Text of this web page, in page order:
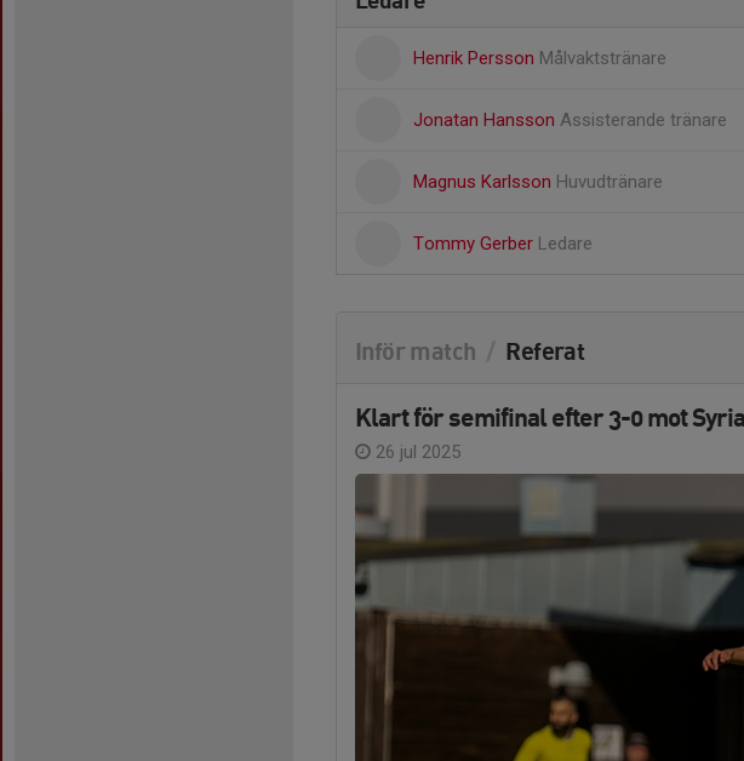
Henrik Persson Målvaktstränare
Jonatan Hansson Assisterande tränare
Magnus Karlsson Huvudtränare
Tommy Gerber Ledare
Inför match Referat
Klart för semifinal efter 3-0 mot
26 jul 2025